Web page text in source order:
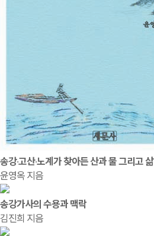
송강·고산·노계가 찾아든 산과 물 그리고 삶
윤영옥 지음
송강가사의 수용과 맥락
김진희 지음